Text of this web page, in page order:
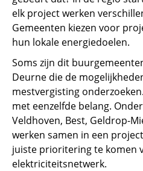
elk project werken
Gemeenten kiezen voor
hun lokale energiedoelen.
Soms zijn dit
Deurne die de
mestvergisting
met eenzelfde belang.
Veldhoven, Best, Geldrop-
werken samen in een
juiste prioritering te komen
elektriciteitsnetwerk.